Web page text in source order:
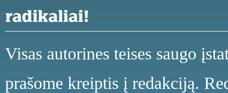
Visas autorines teises saugo
prašome kreiptis į redakciją.